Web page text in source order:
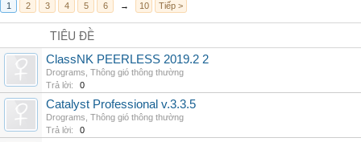
1 2 3 4 5 6 → 10 Tiếp >
TIÊU ĐỀ
ClassNK PEERLESS 2019.2 2
Drograms Thông gió thông thường
Trả lời:
0
Catalyst Professional v.3.3.5
Drograms Thông gió thông thường
Trả lời:
0